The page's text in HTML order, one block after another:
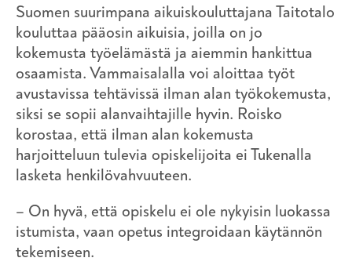
Suomen suurimpana aikuiskouluttajana Taitotalo
kouluttaa pääosin aikuisia, joilla on jo
kokemusta työelämästä ja aiemmin hankittua
osaamista. Vammaisalalla voi aloittaa työt
avustavissa tehtävissä ilman alan työkokemusta,
siksi se sopii alanvaihtajille hyvin. Roisko
korostaa, että ilman alan kokemusta
harjoitteluun tulevia opiskelijoita ei Tukenalla
lasketa henkilövahvuuteen.
– On hyvä, että opiskelu ei ole nykyisin luokassa
istumista, vaan opetus integroidaan käytännön
tekemiseen.